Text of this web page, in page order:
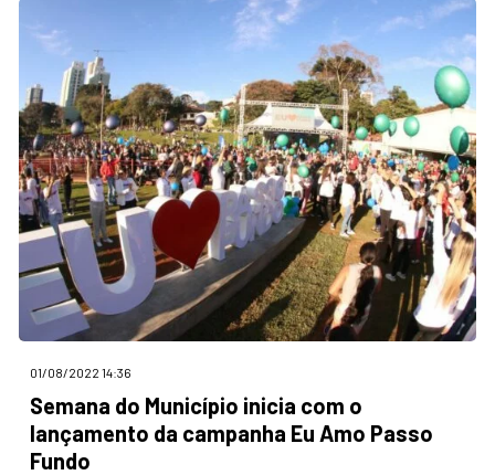
01/08/2022 14:36
Semana do Município inicia com o
lançamento da campanha Eu Amo Passo
Fundo